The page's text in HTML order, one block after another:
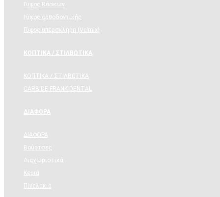
Γύψος Βάσεων
Γύψος ορθοδοντικής
Γύψος υπέρσκληρη (Velmix)
ΚΟΠΤΙΚΑ / ΣΤΙΛΒΩΤΙΚΑ
ΚΟΠΤΙΚΑ / ΣΤΙΛΒΩΤΙΚΑ
CARBIDE FRANK DENTAL
ΔΙΑΦΟΡΑ
ΔΙΑΦΟΡΑ
Βούρτσες
Διαχωριστικά
Κεριά
Πίνελακια